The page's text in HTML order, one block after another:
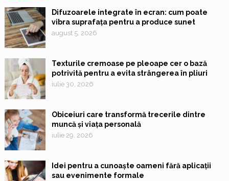
Difuzoarele integrate în ecran: cum poate
vibra suprafața pentru a produce sunet
august 5, 2026
Texturile cremoase pe pleoape cer o bază
potrivită pentru a evita strângerea în pliuri
iulie 30, 2026
Obiceiuri care transformă trecerile dintre
muncă și viața personală
iulie 29, 2026
Idei pentru a cunoaște oameni fără aplicații
sau evenimente formale